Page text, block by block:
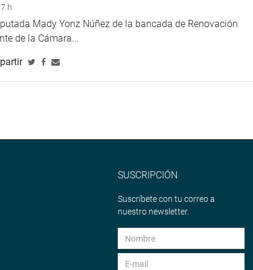
h
Mady Yonz Núñez de la bancada de Renovación
de la Cámara...
SUSCRIPCIÓN
Suscríbete con tu correo a
nuestro newsletter.